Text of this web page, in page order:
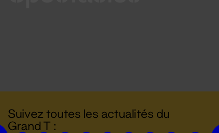
Suivez toutes les actualités du
Grand T :